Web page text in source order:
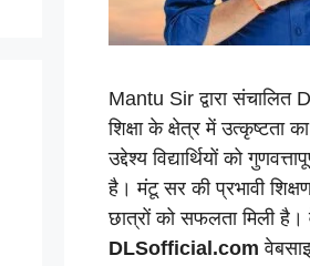
Mantu Sir द्वारा
शिक्षा के क्षेत्र में उत्कृष्टता
उद्देश्य विद्यार्थियों को
है। मंटू सर की प्रभावी
छात्रों को सफलता मिली है।
DLSofficial.com